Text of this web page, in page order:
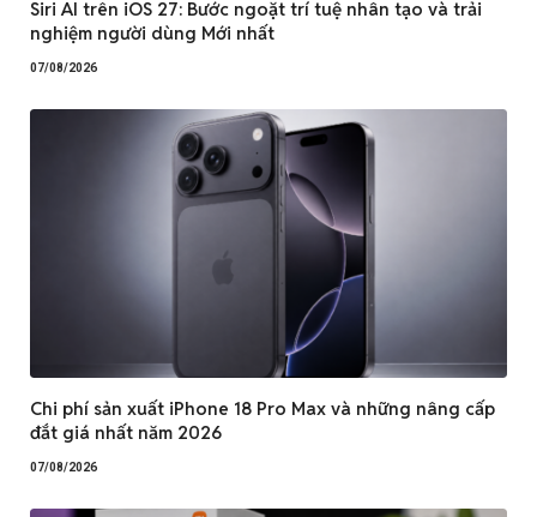
Siri AI trên iOS 27: Bước ngoặt trí tuệ nhân tạo và trải
nghiệm người dùng Mới nhất
07/08/2026
Chi phí sản xuất iPhone 18 Pro Max và những nâng cấp
đắt giá nhất năm 2026
07/08/2026